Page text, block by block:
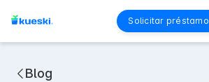
Solicitar préstamo
Blog